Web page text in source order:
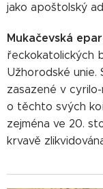
jako apoštolský
Mukačevská
řeckokatolických
Užhorodské unie.
zasazené v
o těchto svých
zejména ve 20.
krvavě